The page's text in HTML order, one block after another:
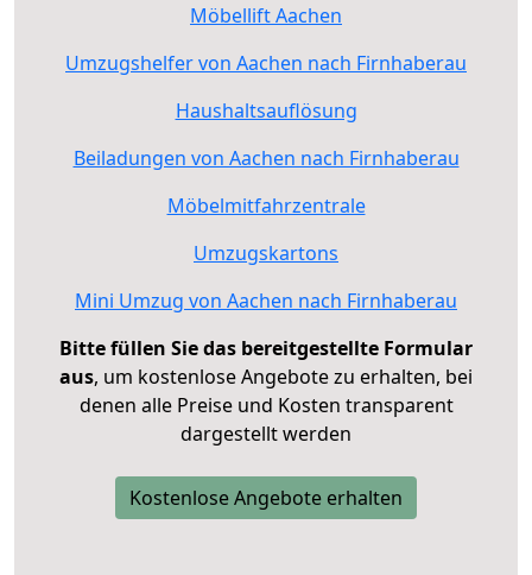
Möbellift Aachen
Umzugshelfer von Aachen nach Firnhaberau
Haushaltsauflösung
Beiladungen von Aachen nach Firnhaberau
Möbelmitfahrzentrale
Umzugskartons
Mini Umzug von Aachen nach Firnhaberau
Bitte füllen Sie das bereitgestellte Formular
aus, um kostenlose Angebote zu erhalten, bei
denen alle Preise und Kosten transparent
dargestellt werden
Kostenlose Angebote erhalten